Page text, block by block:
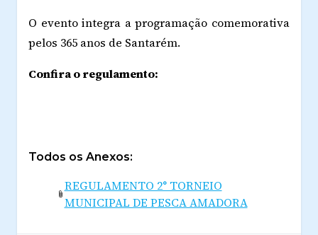
O evento integra a programação comemorativa
pelos 365 anos de Santarém.
Confira o regulamento:
Todos os Anexos:
REGULAMENTO 2° TORNEIO
MUNICIPAL DE PESCA AMADORA